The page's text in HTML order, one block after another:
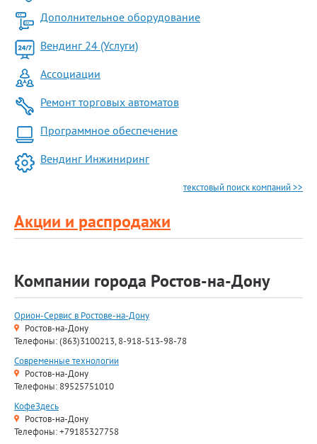
Дополнительное оборудование
Вендинг 24 (Услуги)
Ассоциации
Ремонт торговых автоматов
Программное обеспечение
Вендинг Инжиниринг
текстовый поиск компаний >>
Акции и распродажи
Компании города Ростов-на-Дону
Орион-Сервис в Ростове-на-Дону
Ростов-на-Дону
Телефоны: (863)3100213, 8-918-513-98-78
Современные технологии
Ростов-на-Дону
Телефоны: 89525751010
КофеЗдесь
Ростов-на-Дону
Телефоны: +79185327758